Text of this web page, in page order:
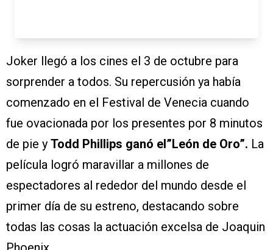
Joker llegó a los cines el 3 de octubre para
sorprender a todos. Su repercusión ya había
comenzado en el Festival de Venecia cuando
fue ovacionada por los presentes por 8 minutos
de pie y Todd Phillips ganó el”León de Oro”. La
película logró maravillar a millones de
espectadores al rededor del mundo desde el
primer día de su estreno, destacando sobre
todas las cosas la actuación excelsa de Joaquin